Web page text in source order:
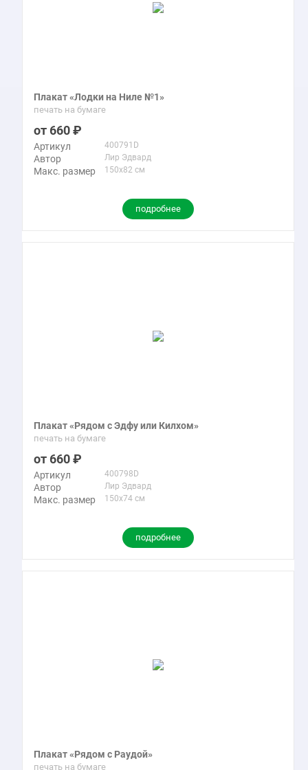
Плакат «Лодки на Ниле №1»
печать на бумаге
660
Артикул 400791D
Автор Лир Эдвард
Макс. размер 150x82 см
подробнее
Плакат «Рядом с Эдфу или Килхом»
печать на бумаге
660
Артикул 400798D
Автор Лир Эдвард
Макс. размер 150x74 см
подробнее
Плакат «Рядом с Раудой»
печать на бумаге